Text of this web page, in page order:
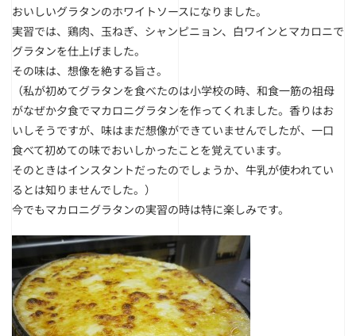
おいしいグラタンのホワイトソースになりました。
実習では、鶏肉、玉ねぎ、シャンピニョン、白ワインとマカロニで
グラタンを仕上げました。
その味は、想像を絶する旨さ。
（私が初めてグラタンを食べたのは小学校の時、和食一筋の祖母
がなぜか夕食でマカロニグラタンを作ってくれました。香りはお
いしそうですが、味はまだ想像ができていませんでしたが、一口
食べて初めての味でおいしかったことを覚えています。
そのときはインスタントだったのでしょうか、牛乳が使われてい
るとは知りませんでした。）
今でもマカロニグラタンの実習の時は特に楽しみです。